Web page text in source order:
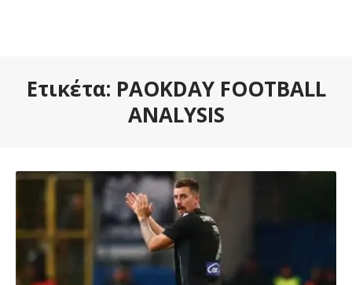
Ετικέτα: PAOKDAY FOOTBALL
ANALYSIS